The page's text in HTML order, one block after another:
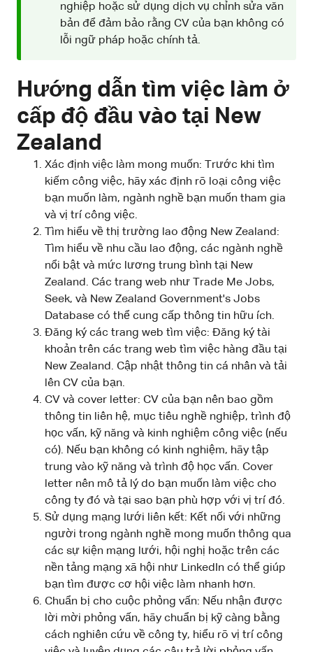
nghiệp hoặc sử dụng dịch vụ chỉnh sửa văn
bản để đảm bảo rằng CV của bạn không có
lỗi ngữ pháp hoặc chính tả.
Hướng dẫn tìm việc làm ở
cấp độ đầu vào tại New
Zealand
Xác định việc làm mong muốn: Trước khi tìm
kiếm công việc, hãy xác định rõ loại công việc
bạn muốn làm, ngành nghề bạn muốn tham gia
và vị trí công việc.
Tìm hiểu về thị trường lao động New Zealand:
Tìm hiểu về nhu cầu lao động, các ngành nghề
nổi bật và mức lương trung bình tại New
Zealand. Các trang web như Trade Me Jobs,
Seek, và New Zealand Government's Jobs
Database có thể cung cấp thông tin hữu ích.
Đăng ký các trang web tìm việc: Đăng ký tài
khoản trên các trang web tìm việc hàng đầu tại
New Zealand. Cập nhật thông tin cá nhân và tải
lên CV của bạn.
CV và cover letter: CV của bạn nên bao gồm
thông tin liên hệ, mục tiêu nghề nghiệp, trình độ
học vấn, kỹ năng và kinh nghiệm công việc (nếu
có). Nếu bạn không có kinh nghiệm, hãy tập
trung vào kỹ năng và trình độ học vấn. Cover
letter nên mô tả lý do bạn muốn làm việc cho
công ty đó và tại sao bạn phù hợp với vị trí đó.
Sử dụng mạng lưới liên kết: Kết nối với những
người trong ngành nghề mong muốn thông qua
các sự kiện mạng lưới, hội nghị hoặc trên các
nền tảng mạng xã hội như LinkedIn có thể giúp
bạn tìm được cơ hội việc làm nhanh hơn.
Chuẩn bị cho cuộc phỏng vấn: Nếu nhận được
lời mời phỏng vấn, hãy chuẩn bị kỹ càng bằng
cách nghiên cứu về công ty, hiểu rõ vị trí công